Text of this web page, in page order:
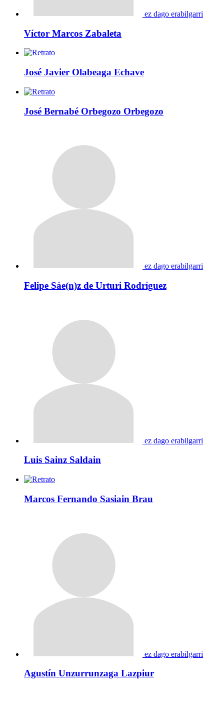
ez dago erabilgarri
Víctor Marcos Zabaleta
José Javier Olabeaga Echave
José Bernabé Orbegozo Orbegozo
ez dago erabilgarri
Felipe Sáe(n)z de Urturi Rodríguez
ez dago erabilgarri
Luis Sainz Saldain
Marcos Fernando Sasiain Brau
ez dago erabilgarri
Agustín Unzurrunzaga Lazpiur